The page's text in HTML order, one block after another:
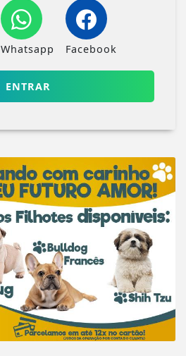
Whatsapp Facebook
ENTRAR